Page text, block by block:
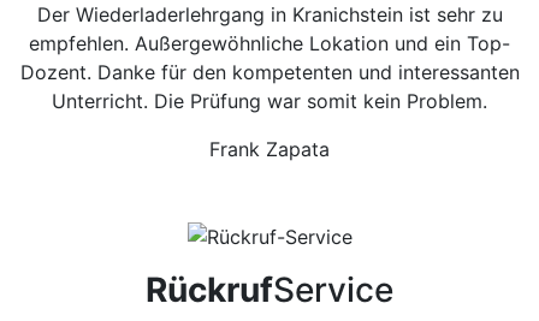
Der Wiederladerlehrgang in Kranichstein ist sehr zu
empfehlen. Außergewöhnliche Lokation und ein Top-
Dozent. Danke für den kompetenten und interessanten
Unterricht. Die Prüfung war somit kein Problem.
Frank Zapata
RückrufService